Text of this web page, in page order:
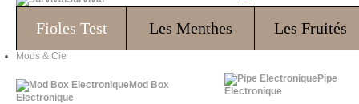
Fioles Test Les Menthes Les Fruités
Mods & Cie
Mod Box
Electronique
Pipe
Electronique